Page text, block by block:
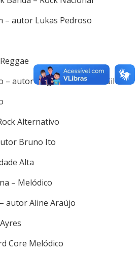
– autor Lukas Pedroso
– autor Hugo Matheus da Silva
Alternativo
Bruno Ito
Alta
– Melódico
autor Aline Araújo
Core Melódico